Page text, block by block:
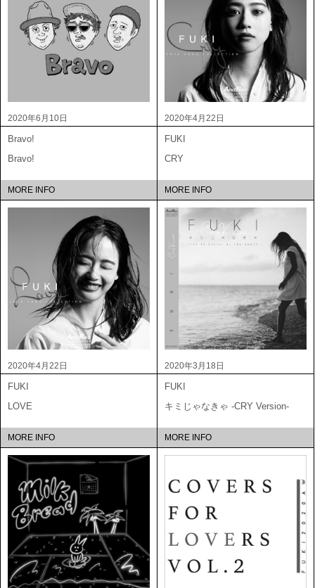
2020年6月10日
Bravo!
Bravo!
MORE INFO
2020年4月22日
FUKI
CRY
MORE INFO
2020年4月22日
FUKI
LOVE
MORE INFO
2020年3月18日
FUKI
キミじゃなきゃ -CRY Version-
MORE INFO